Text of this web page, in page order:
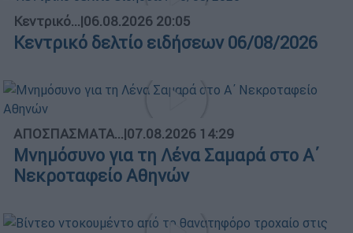
Κεντρικό...|06.08.2026 20:05
Κεντρικό δελτίο ειδήσεων 06/08/2026
ΑΠΟΣΠΑΣΜΑΤΑ...|07.08.2026 14:29
Μνημόσυνο για τη Λένα Σαμαρά στο Α΄
Νεκροταφείο Αθηνών